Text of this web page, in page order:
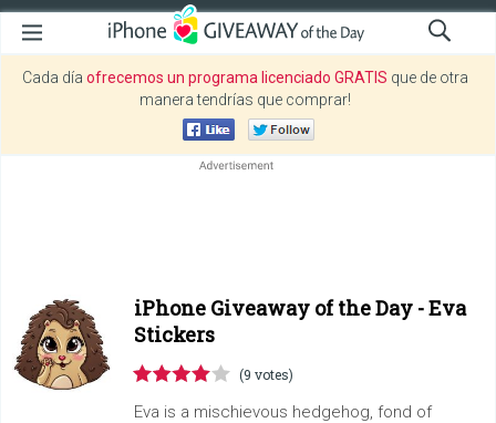
Cada día ofrecemos un programa licenciado GRATIS que de otra
manera tendrías que comprar!
iPhone Giveaway of the Day -Eva
Stickers
(9 votes)
Eva is a mischievous hedgehog, fond of